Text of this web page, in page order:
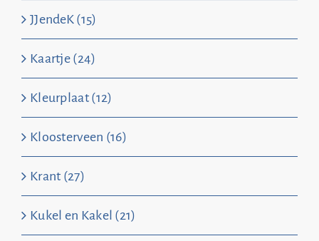
JJendeK (15)
Kaartje (24)
Kleurplaat (12)
Kloosterveen (16)
Krant (27)
Kukel en Kakel (21)